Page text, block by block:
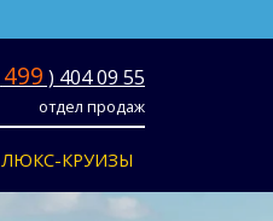
499 ) 404 09 55
отдел продаж
ЛЮКС-КРУИЗЫ